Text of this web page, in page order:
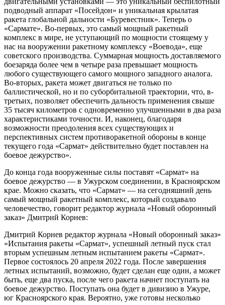
подводный аппарат «Посейдон» и уникальная крылатая
ракета глобальной дальности «Буревестник». Теперь о
«Сармате». Во-первых, это самый мощный ракетный
комплекс в мире, не уступающий по мощности стоящему у
нас на вооружении ракетному комплексу «Воевода», еще
советского производства. Суммарная мощность доставляемого
боезаряда более чем в четыре раза превышает мощность
любого существующего самого мощного западного аналога.
Во-вторых, ракета может двигаться не только по
баллистической, но и по суборбитальной траектории, что, в-
третьих, позволяет обеспечить дальность применения свыше
35 тысяч километров с одновременно улучшенными в два раза
характеристиками точности. И, наконец, благодаря
возможности преодоления всех существующих и
перспективных систем противоракетной обороны в конце
текущего года «Сармат» действительно будет поставлен на
боевое дежурство».
До конца года вооруженные силы поставят «Сармат» на
боевое дежурство — в Ужурском соединении, в Красноярском
крае. Можно сказать, что «Сармат» — на сегодняшний день
самый мощный ракетный комплекс, который создавало
человечество, говорит редактор журнала «Новый оборонный
заказ» Дмитрий Корнев:
Дмитрий Корнев редактор журнала «Новый оборонный заказ»
«Испытания ракеты «Сармат», успешный летный пуск стал
вторым успешным летным испытанием ракеты «Сармат».
Первое состоялось 20 апреля 2022 года. После завершения
летных испытаний, возможно, будет сделан еще один, а может
быть, еще два пуска, после чего ракета начнет поступать на
боевое дежурство. Поступать она будет в дивизию в Ужуре,
юг Красноярского края. Вероятно, уже готовы несколько